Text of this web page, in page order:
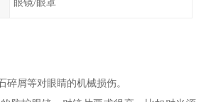
眼镜/眼罩
碎屑等对眼睛的机械损伤。